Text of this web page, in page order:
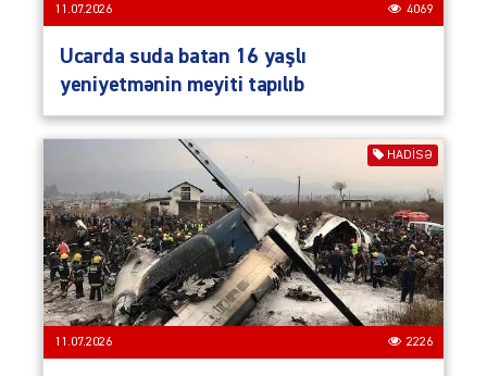
11.07.2026 4069
Ucarda suda batan 16 yaşlı
yeniyetmənin meyiti tapılıb
HADISƏ
11.07.2026 2226